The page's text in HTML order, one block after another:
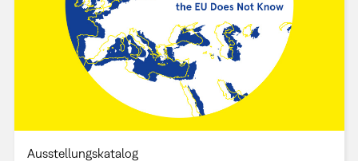
Ausstellungskatalog